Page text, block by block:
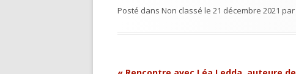
Posté dans Non classé le 21 décembre 2021 par